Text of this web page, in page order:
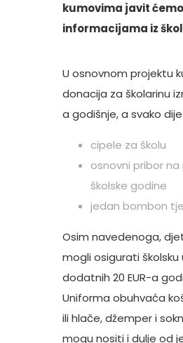
kumovima javit
informacijama iz
U osnovnom projektu
donacija za školarinu
a godišnje, a svako
cipele za školu
osnovni pribor
školske godine
jedan bombon
Osim navedenoga,
mogli osigurati školsku
dodatnih 20 EUR-a
Uniforma obuhvaća
ili hlače, džemper i
mogu nositi i dulje od